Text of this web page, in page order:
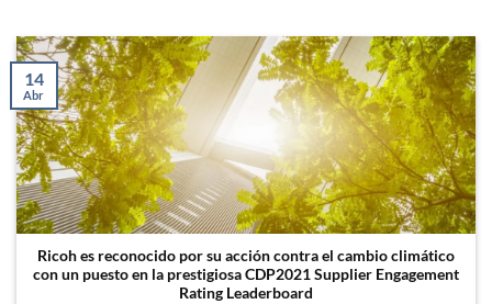
Ricoh es reconocido por su acción contra el cambio climático
con un puesto en la prestigiosa CDP2021 Supplier Engagement
Rating Leaderboard
14
Abr